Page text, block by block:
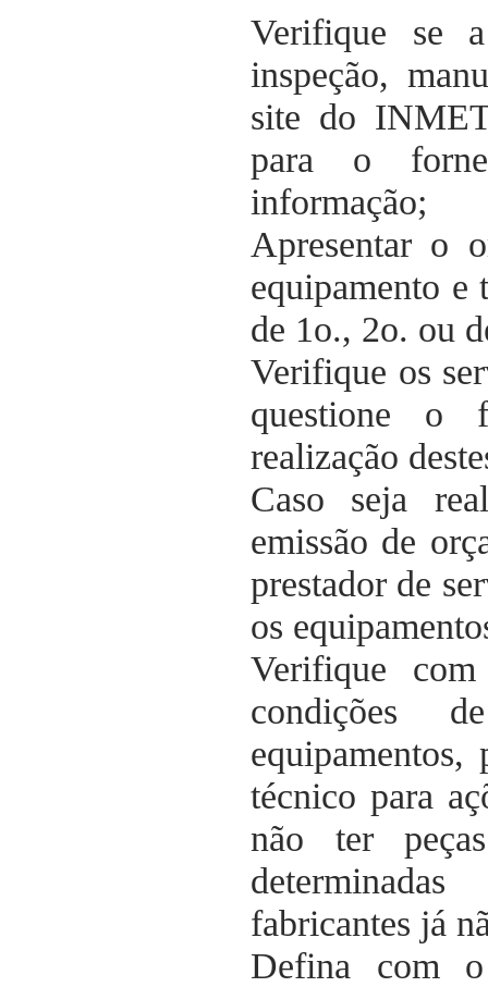
Verifique se
inspeção,
site do
para o
informação;
Apresentar o
equipamento e
de 1o., 2o. ou
Verifique os
questione o
realização
Caso seja
emissão de
prestador de
os
Verifique
condições
técnico para
não ter
fabricantes já
Defina com